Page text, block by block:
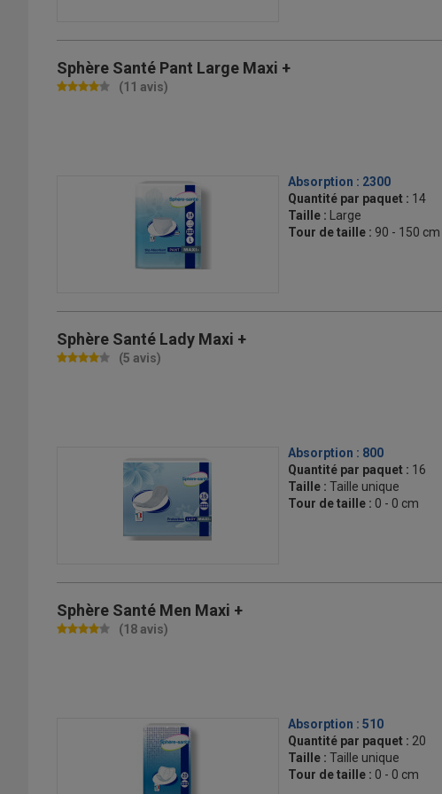
Sphère Santé Pant Large Maxi +
(11 avis)
Absorption : 2300
Quantité par paquet : 14
Taille :
Large
Tour de taille : 90 - 150 cm
Sphère Santé Lady Maxi +
(5 avis)
Absorption : 800
Quantité par paquet : 16
Taille : Taille unique
Tour de taille : 0 - 0 cm
Sphère Santé Men Maxi +
(18 avis)
Absorption : 510
Quantité par paquet : 20
Taille : Taille unique
Tour de taille : 0 - 0 cm